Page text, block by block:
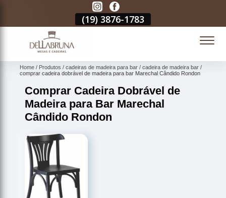
(19) 3876-1783
Home Produtos cadeiras de madeira para bar
cadeira de madeira bar
comprar cadeira dobrável de madeira para bar Marechal Cândido Rondon
Comprar Cadeira Dobrável de
Madeira para Bar Marechal
Cândido Rondon